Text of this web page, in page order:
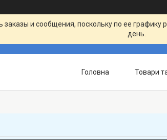
и сообщения, поскольку по ее
день.
Головна Товари